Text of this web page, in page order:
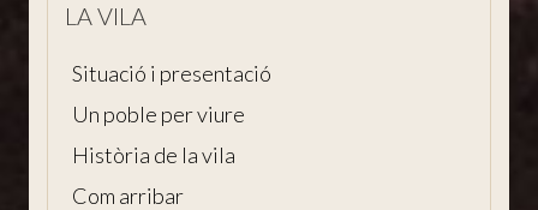
LA VILA
Situació i presentació
Un poble per viure
Història de la vila
Com arribar